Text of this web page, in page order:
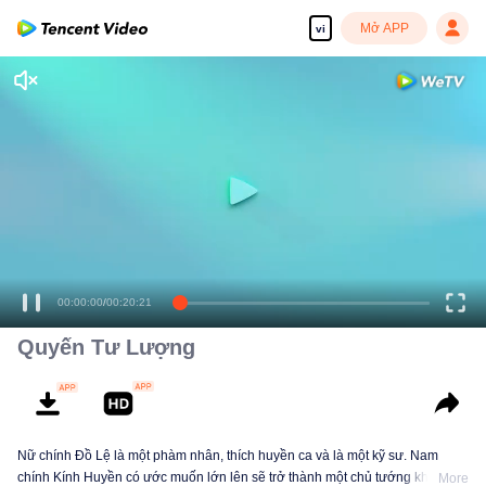
vi Mở APP
Tận hưởng những bộ phim truyền hình HD mượt mà
00:00:00/00:20:21
Quyến Tư Lượng
Nữ chính Đồ Lệ là một phàm nhân, thích huyền ca và là một kỹ sư. Nam
chính Kính Huyền có ước muốn lớn lên sẽ trở thành một chủ tướng khí thế.More